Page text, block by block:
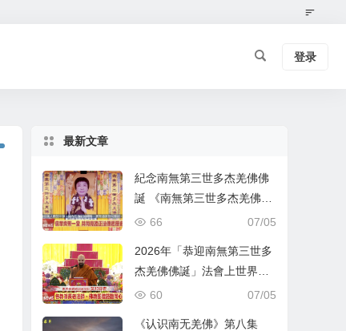
登录
最新文章
紀念南無第三世多杰羌佛佛
誕 《南無第三世多杰羌佛經
藏總集》新卷面世 [ZWTV北
07/05
66
2026年「恭迎南無第三世多
杰羌佛佛誕」法會上世界佛
教總部蓮花釦莫知尊者的講
07/05
60
《认识南无羌佛》第八集